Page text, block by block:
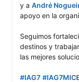
y a André
apoyo en la
Seguimos
destinos y
las mejores
#IAG7